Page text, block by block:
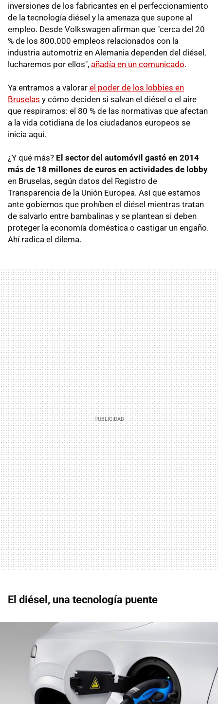
inversiones de los fabricantes en el perfeccionamiento
de la tecnología diésel y la amenaza que supone al
empleo. Desde Volkswagen afirman que "cerca del 20
% de los 800.000 empleos relacionados con la
industria automotriz en Alemania dependen del diésel,
lucharemos por ellos", añadía en un comunicado.
Ya entramos a valorar el poder de los lobbies en
Bruselas y cómo deciden si salvan el diésel o el aire
que respiramos: el 80 % de las normativas que afectan
a la vida cotidiana de los ciudadanos europeos se
inicia aquí.
¿Y qué más? El sector del automóvil gastó en 2014
más de 18 millones de euros en actividades de lobby
en Bruselas, según datos del Registro de
Transparencia de la Unión Europea. Así que estamos
ante gobiernos que prohíben el diésel mientras tratan
de salvarlo entre bambalinas y se plantean si deben
proteger la economía doméstica o castigar un engaño.
Ahí radica el dilema.
El diésel, una tecnología puente